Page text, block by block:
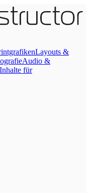
Layouts &
Audio &
für